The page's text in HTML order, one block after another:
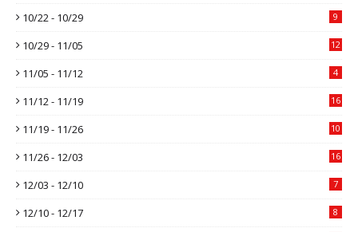
10/22 - 10/29 9
10/29 - 11/05 12
11/05 - 11/12 4
11/12 - 11/19 16
11/19 - 11/26 10
11/26 - 12/03 16
12/03 - 12/10 7
12/10 - 12/17 8